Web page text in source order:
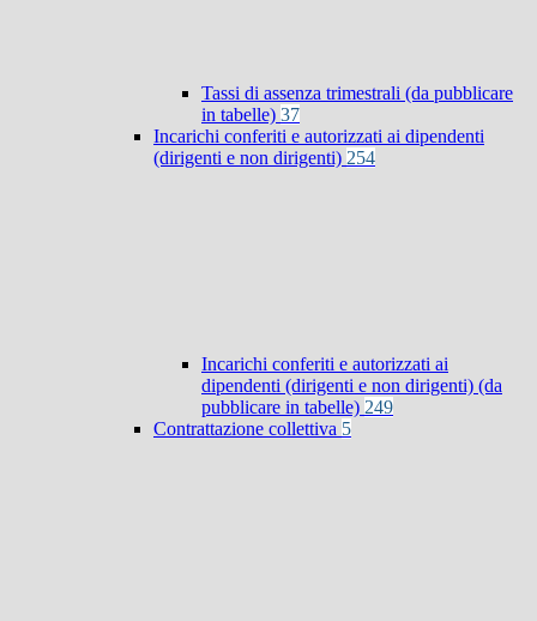
Tassi di assenza trimestrali (da pubblicare
in tabelle) 37
Incarichi conferiti e autorizzati ai dipendenti
(dirigenti e non dirigenti) 254
Incarichi conferiti e autorizzati ai
dipendenti (dirigenti e non dirigenti) (da
pubblicare in tabelle) 249
Contrattazione collettiva 5